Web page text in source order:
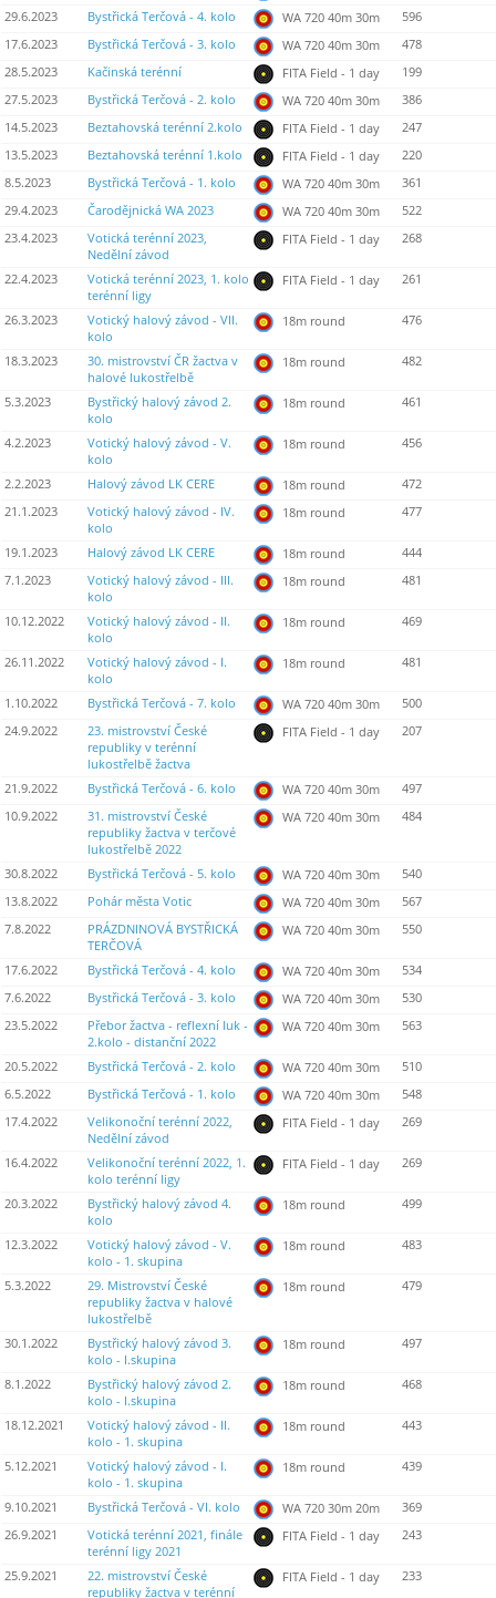
29.6.2023 Bystřická Terčová - 4. kolo WA 720 40m 30m
596
17.6.2023
Bystřická Terčová - 3. kolo WA 720 40m 30m
478
28.5.2023
Kačinská terénní FITA Field - 1 day
199
27.5.2023
Bystřická Terčová - 2. kolo WA 720 40m 30m
386
14.5.2023
Beztahovská terénní 2.kolo FITA Field - 1 day
247
13.5.2023
Beztahovská terénní 1.kolo FITA Field - 1 day
220
8.5.2023
Bystřická Terčová - 1. kolo WA 720 40m 30m
361
29.4.2023
Čarodějnická WA 2023 WA 720 40m 30m
522
23.4.2023
Votická terénní 2023,
Nedělní závod
FITA Field - 1 day 268
22.4.2023
Votická terénní 2023, 1. kolo
terénní ligy
FITA Field - 1 day 261
26.3.2023
Votický halový závod - VII.
kolo
18m round 476
18.3.2023
30. mistrovství ČR žactva v
halové lukostřelbě
18m round 482
5.3.2023
Bystřický halový závod 2.
kolo
18m round 461
4.2.2023
Votický halový závod - V.
kolo
18m round 456
2.2.2023 Halový závod LK CERE 18m round
472
21.1.2023
Votický halový závod - IV.
kolo
18m round 477
19.1.2023 Halový závod LK CERE 18m round
444
7.1.2023
Votický halový závod - III.
kolo
18m round 481
10.12.2022
Votický halový závod - II.
kolo
18m round 469
26.11.2022
Votický halový závod - I.
kolo
18m round 481
1.10.2022 Bystřická Terčová - 7. kolo WA 720 40m 30m
500
24.9.2022
23. mistrovství České
republiky v terénní
lukostřelbě žactva
FITA Field - 1 day 207
21.9.2022 Bystřická Terčová - 6. kolo WA 720 40m 30m
497
10.9.2022
31. mistrovství České
republiky žactva v terčové
lukostřelbě 2022
WA 720 40m 30m 484
30.8.2022 Bystřická Terčová - 5. kolo WA 720 40m 30m
540
13.8.2022
Pohár města Votic WA 720 40m 30m
567
7.8.2022
PRÁZDNINOVÁ BYSTŘICKÁ
TERČOVÁ
WA 720 40m 30m 550
17.6.2022 Bystřická Terčová - 4. kolo WA 720 40m 30m
534
7.6.2022
Bystřická Terčová - 3. kolo WA 720 40m 30m
530
23.5.2022
Přebor žactva - reflexní luk -
2.kolo - distanční 2022
WA 720 40m 30m 563
20.5.2022 Bystřická Terčová - 2. kolo WA 720 40m 30m
510
6.5.2022
Bystřická Terčová - 1. kolo WA 720 40m 30m
548
17.4.2022
Velikonoční terénní 2022,
Nedělní závod
FITA Field - 1 day 269
16.4.2022
Velikonoční terénní 2022, 1.
kolo terénní ligy
FITA Field - 1 day 269
20.3.2022
Bystřický halový závod 4.
kolo
18m round 499
12.3.2022
Votický halový závod - V.
kolo - 1. skupina
18m round 483
5.3.2022
29. Mistrovství České
republiky žactva v halové
lukostřelbě
18m round 479
30.1.2022
Bystřický halový závod 3.
kolo - I.skupina
18m round 497
8.1.2022
Bystřický halový závod 2.
kolo - I.skupina
18m round 468
18.12.2021
Votický halový závod - II.
kolo - 1. skupina
18m round 443
5.12.2021
Votický halový závod - I.
kolo - 1. skupina
18m round 439
9.10.2021 Bystřická Terčová - VI. kolo WA 720 30m 20m
369
26.9.2021
Votická terénní 2021, finále
terénní ligy 2021
FITA Field - 1 day 243
25.9.2021
22. mistrovství České
republiky žactva v terénní
FITA Field - 1 day 233